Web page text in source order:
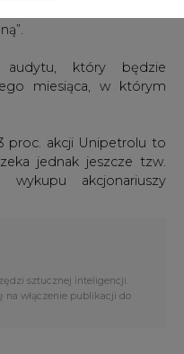
który będzie
miesiąca, w którym
proc. akcji Unipetrolu to
jednak jeszcze tzw.
akcjonariuszy
sztucznej inteligencji.
na włączenie publikacji do